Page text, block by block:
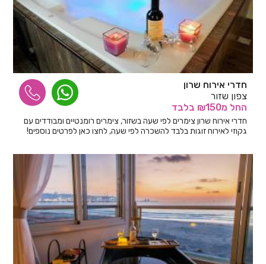
חדרי אירוח שרון
צפון שזור
החל מ₪150 בלבד
חדרי אירוח שרון צימרים לפי שעה בשזור, צימרים רומנטיים ומבודדים עם
גקוזי לאירוח זוגות בלבד להשכרה לפי שעה, לחצו כאן לפרטים נוספים!